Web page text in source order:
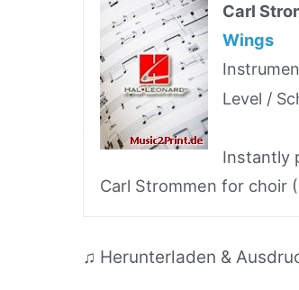
Carl
Wings
Level /
Instantly
Carl Strommen for choir
♫ Herunterladen &